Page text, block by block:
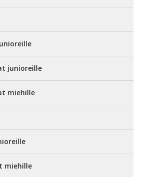
junioreille
miehille
miehille